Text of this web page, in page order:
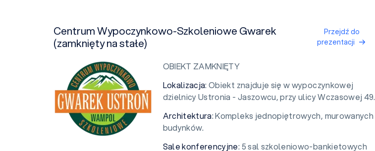
Centrum Wypoczynkowo-Szkoleniowe Gwarek
(zamknięty na stałe)
Przejdź do
prezentacji
OBIEKT ZAMKNIĘTY
Lokalizacja: Obiekt znajduje się w wypoczynkowej
dzielnicy Ustronia - Jaszowcu, przy ulicy Wczasowej 49.
Architektura: Kompleks jednopiętrowych, murowanych
budynków.
Sale konferencyjne: 5 sal szkoleniowo-bankietowych